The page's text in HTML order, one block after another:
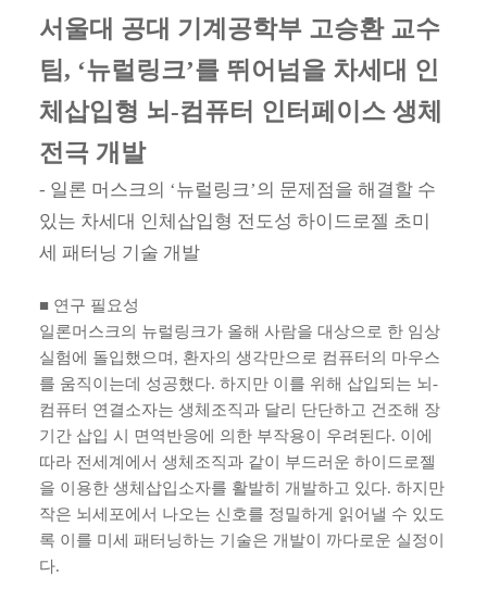
서울대 공대 기계공학부 고승환 교수
팀, ‘뉴럴링크’를 뛰어넘을 차세대 인
체삽입형 뇌-컴퓨터 인터페이스 생체
전극 개발
- 일론 머스크의 ‘뉴럴링크’의 문제점을 해결할 수
있는 차세대 인체삽입형 전도성 하이드로젤 초미
세 패터닝 기술 개발
■ 연구 필요성
일론머스크의 뉴럴링크가 올해 사람을 대상으로 한 임상
실험에 돌입했으며, 환자의 생각만으로 컴퓨터의 마우스
를 움직이는데 성공했다. 하지만 이를 위해 삽입되는 뇌-
컴퓨터 연결소자는 생체조직과 달리 단단하고 건조해 장
기간 삽입 시 면역반응에 의한 부작용이 우려된다. 이에
따라 전세계에서 생체조직과 같이 부드러운 하이드로젤
을 이용한 생체삽입소자를 활발히 개발하고 있다. 하지만
작은 뇌세포에서 나오는 신호를 정밀하게 읽어낼 수 있도
록 이를 미세 패터닝하는 기술은 개발이 까다로운 실정이
다.